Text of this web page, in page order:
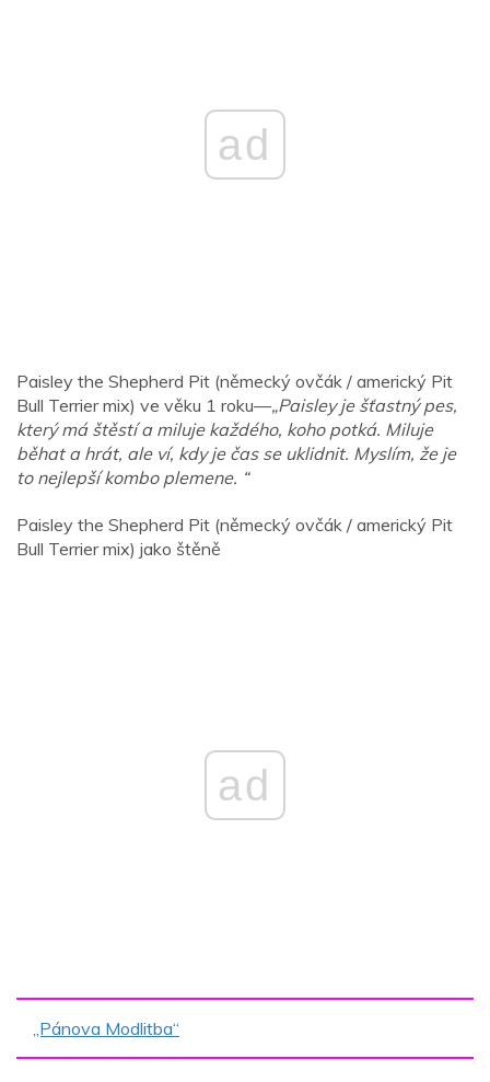
ad
Paisley the Shepherd Pit (německý ovčák / americký Pit
Bull Terrier mix) ve věku 1 roku—„Paisley je šťastný pes,
který má štěstí a miluje každého, koho potká. Miluje
běhat a hrát, ale ví, kdy je čas se uklidnit. Myslím, že je
to nejlepší kombo plemene. “
Paisley the Shepherd Pit (německý ovčák / americký Pit
Bull Terrier mix) jako štěně
ad
„Pánova Modlitba“